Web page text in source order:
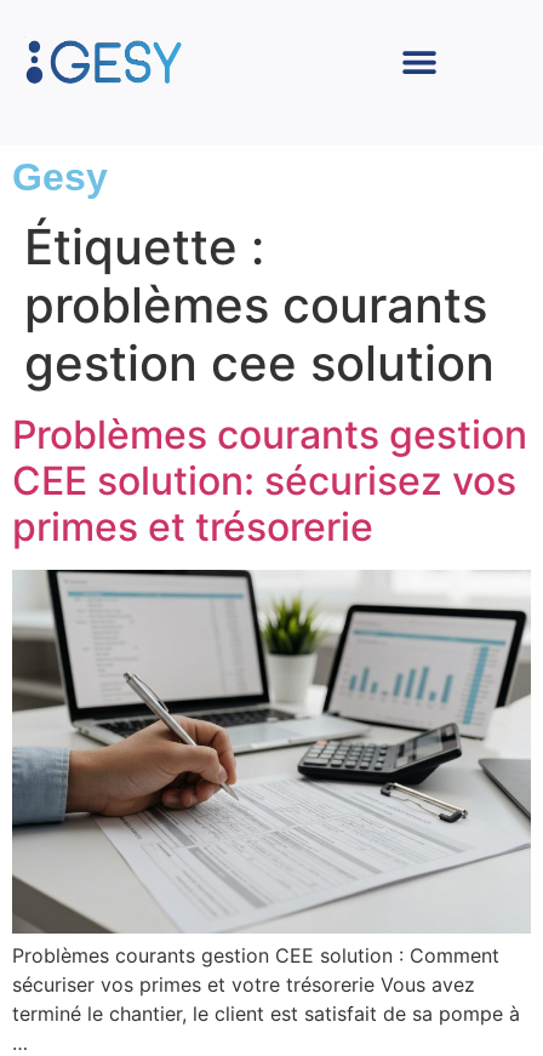
Gesy
Étiquette :
problèmes courants
gestion cee solution
Problèmes courants gestion
CEE solution: sécurisez vos
primes et trésorerie
Problèmes courants gestion CEE solution : Comment
sécuriser vos primes et votre trésorerie Vous avez
terminé le chantier, le client est satisfait de sa pompe à
…